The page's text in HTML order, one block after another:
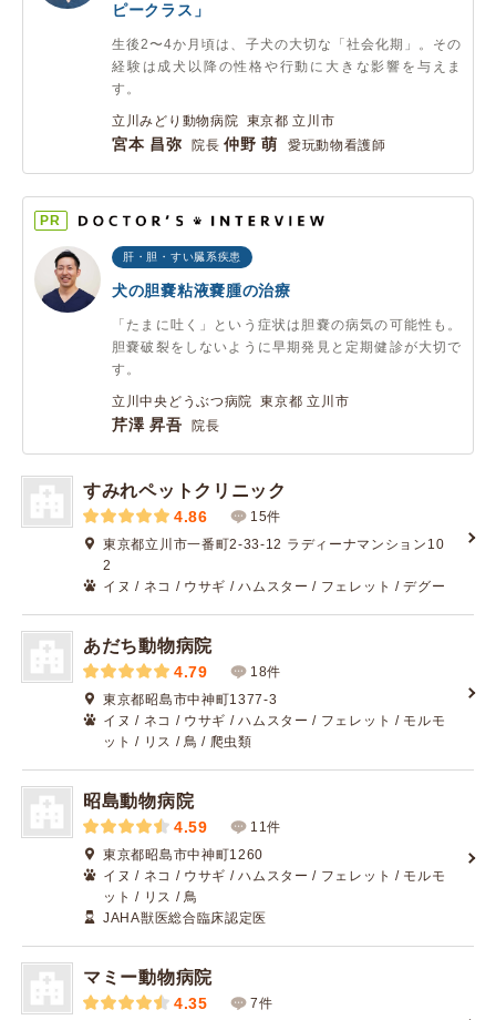
ピークラス」
生後2〜4か月頃は、子犬の大切な「社会化期」。その
経験は成犬以降の性格や行動に大きな影響を与えま
す。
立川みどり動物病院 東京都 立川市
宮本 昌弥 院長仲野 萌 愛玩動物看護師
PR
肝・胆・すい臓系疾患
犬の胆嚢粘液嚢腫の治療
「たまに吐く」という症状は胆嚢の病気の可能性も。
胆嚢破裂をしないように早期発見と定期健診が大切で
す。
立川中央どうぶつ病院 東京都 立川市
芹澤 昇吾 院長
すみれペットクリニック
4.86
15件
東京都立川市一番町2-33-12 ラディーナマンション10
2
イヌ / ネコ / ウサギ / ハムスター / フェレット / デグー
あだち動物病院
4.79
18件
東京都昭島市中神町1377-3
イヌ / ネコ / ウサギ / ハムスター / フェレット / モルモ
ット / リス / 鳥 / 爬虫類
昭島動物病院
4.59
11件
東京都昭島市中神町1260
イヌ / ネコ / ウサギ / ハムスター / フェレット / モルモ
ット / リス / 鳥
JAHA獣医総合臨床認定医
マミー動物病院
4.35
7件